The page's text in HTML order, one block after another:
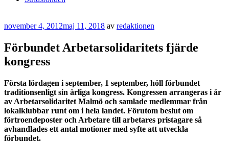
Publicerat
november 4, 2012maj 11, 2018 av redaktionen
Förbundet Arbetarsolidaritets fjärde
kongress
Första lördagen i september, 1 september, höll förbundet
traditionsenligt sin årliga kongress. Kongressen arrangeras i år
av Arbetarsolidaritet Malmö och samlade medlemmar från
lokalklubbar runt om i hela landet. Förutom beslut om
förtroendeposter och Arbetare till arbetares pristagare så
avhandlades ett antal motioner med syfte att utveckla
förbundet.